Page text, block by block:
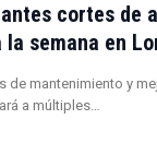
cortes de
semana en
de mantenimiento y
a múltiples…